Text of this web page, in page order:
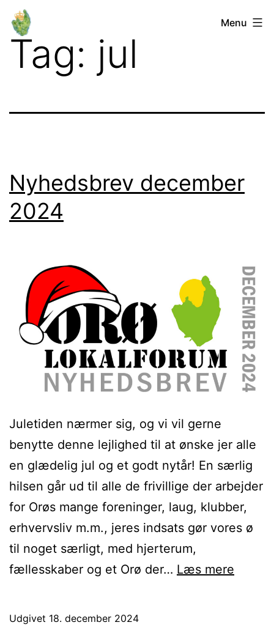
Fortsæt
indhold
Orø
Lokalforum
Menu
Tag: jul
Nyhedsbrev december
2024
Juletiden nærmer sig, og vi vil gerne
benytte denne lejlighed til at ønske jer alle
en glædelig jul og et godt nytår! En særlig
hilsen går ud til alle de frivillige der arbejder
for Orøs mange foreninger, laug, klubber,
erhvervsliv m.m., jeres indsats gør vores ø
til noget særligt, med hjerterum,
fællesskaber og et Orø der… Læs mere
Udgivet 18. december 2024